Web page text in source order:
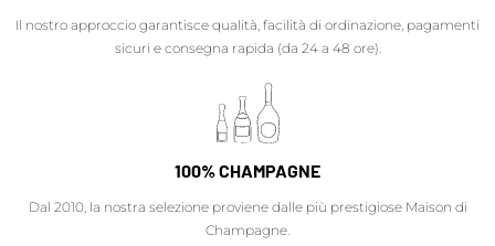
Il nostro approccio garantisce qualità, facilità di ordinazione, pagamenti
sicuri e consegna rapida (da 24 a 48 ore).
100% CHAMPAGNE
Dal 2010, la nostra selezione proviene dalle più prestigiose Maison di
Champagne.